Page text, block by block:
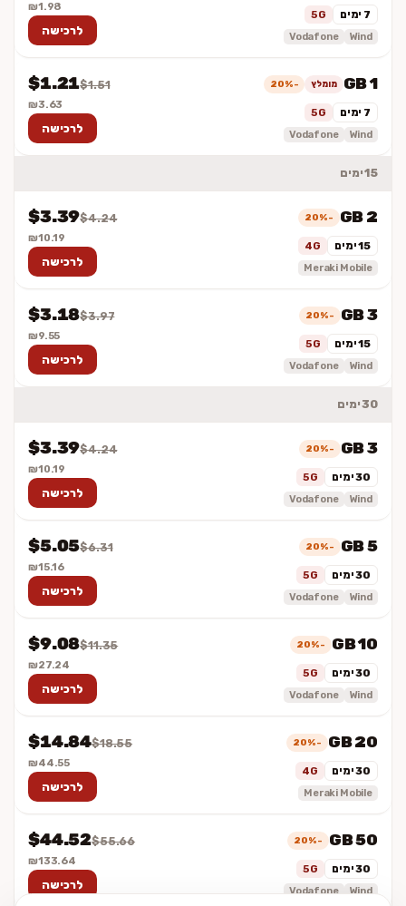
7 ימים 5G
Wind
Vodafone
₪1.98
לרכישה
1 GB מומלץ -20%
7 ימים 5G
Wind
Vodafone
$1.51
$1.21
₪3.63
לרכישה
15 ימים
2 GB
-20%
15 ימים 4G
Meraki Mobile
$4.24
$3.39
₪10.19
לרכישה
3 GB
-20%
15 ימים 5G
Wind
Vodafone
$3.97
$3.18
₪9.55
לרכישה
30 ימים
3 GB
-20%
30 ימים 5G
Wind
Vodafone
$4.24
$3.39
₪10.19
לרכישה
5 GB
-20%
30 ימים 5G
Wind
Vodafone
$6.31
$5.05
₪15.16
לרכישה
10 GB
-20%
30 ימים 5G
Wind
Vodafone
$11.35
$9.08
₪27.24
לרכישה
20 GB
-20%
30 ימים 4G
Meraki Mobile
$18.55
$14.84
₪44.55
לרכישה
50 GB
-20%
30 ימים 5G
Wind
Vodafone
$55.66
$44.52
₪133.64
לרכישה